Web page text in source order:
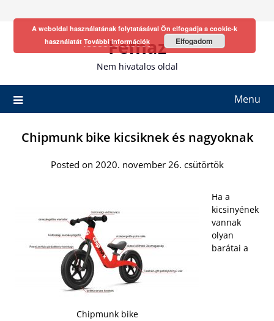
Fefhaz
Nem hivatalos oldal
Menu
Chipmunk bike kicsiknek és nagyoknak
Posted on 2020. november 26. csütörtök
Chipmunk bike
Ha a
kicsinyének
vannak
olyan
barátai a
A weboldal használatának folytatásával Ön elfogadja a cookie-k
használatát További információk Elfogadom